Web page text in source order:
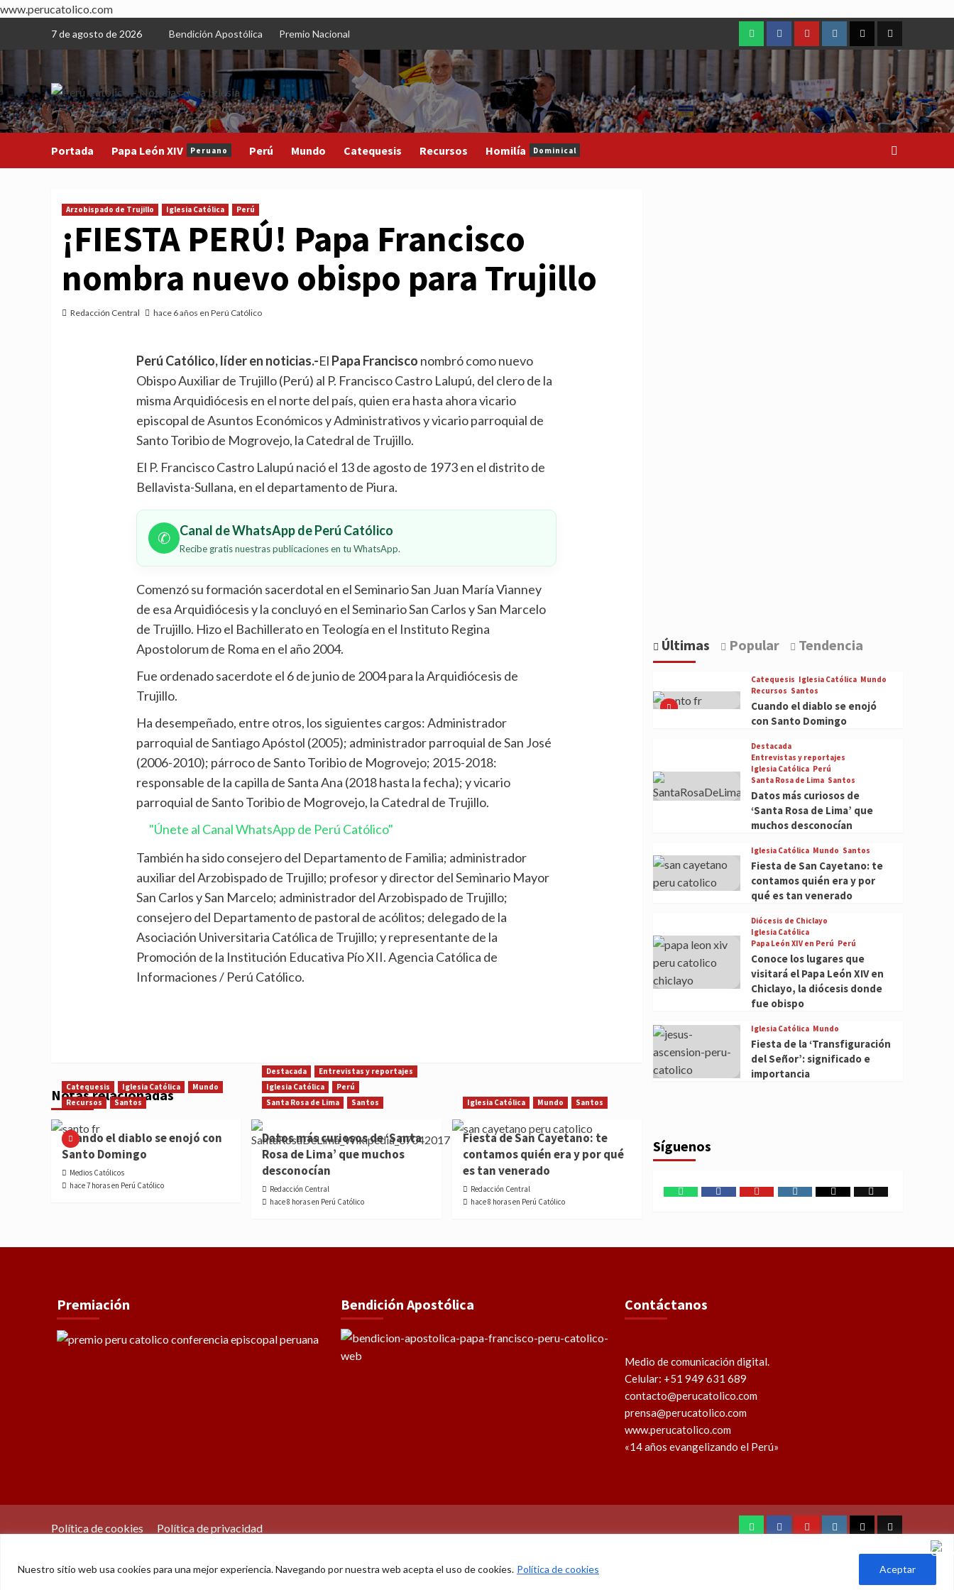
Nuestro sitio web usa cookies para una mejor experiencia. Navegando por nuestra web acepta el uso de cookies. Política de cookies Aceptar
www.perucatolico.com
7 de agosto de 2026 Bendición Apostólica Premio Nacional
WhatsAppFacebookYoutubeInstagram
X TikTok
Portada Papa León XIV Peruano Perú Mundo Catequesis Recursos Homilía Dominical
Arzobispado de Trujillo Iglesia Católica Perú
¡FIESTA PERÚ! Papa Francisco
nombra nuevo obispo para Trujillo
Redacción Central hace 6 años en Perú Católico
Perú Católico, líder en noticias.-El Papa Francisco nombró como nuevo
Obispo Auxiliar de Trujillo (Perú) al P. Francisco Castro Lalupú, del clero de la
misma Arquidiócesis en el norte del país, quien era hasta ahora vicario
episcopal de Asuntos Económicos y Administrativos y vicario parroquial de
Santo Toribio de Mogrovejo, la Catedral de Trujillo.
El P. Francisco Castro Lalupú nació el 13 de agosto de 1973 en el distrito de
Bellavista-Sullana, en el departamento de Piura.
✆ Canal de WhatsApp de Perú Católico
Recibe gratis nuestras publicaciones en tu WhatsApp.
Comenzó su formación sacerdotal en el Seminario San Juan María Vianney
de esa Arquidiócesis y la concluyó en el Seminario San Carlos y San Marcelo
de Trujillo. Hizo el Bachillerato en Teología en el Instituto Regina
Apostolorum de Roma en el año 2004.
Fue ordenado sacerdote el 6 de junio de 2004 para la Arquidiócesis de
Trujillo.
Ha desempeñado, entre otros, los siguientes cargos: Administrador
parroquial de Santiago Apóstol (2005); administrador parroquial de San José
(2006-2010); párroco de Santo Toribio de Mogrovejo; 2015-2018:
responsable de la capilla de Santa Ana (2018 hasta la fecha); y vicario
parroquial de Santo Toribio de Mogrovejo, la Catedral de Trujillo.
"Únete al Canal WhatsApp de Perú Católico"
También ha sido consejero del Departamento de Familia; administrador
auxiliar del Arzobispado de Trujillo; profesor y director del Seminario Mayor
San Carlos y San Marcelo; administrador del Arzobispado de Trujillo;
consejero del Departamento de pastoral de acólitos; delegado de la
Asociación Universitaria Católica de Trujillo; y representante de la
Promoción de la Institución Educativa Pío XII. Agencia Católica de
Informaciones / Perú Católico.
Notas relacionadas
Catequesis Iglesia Católica
Mundo
Recursos
Santos
Cuando el diablo se enojó con
Santo Domingo
Medios Católicos
hace 7 horas en Perú Católico
Destacada
Entrevistas y reportajes
Iglesia Católica
Perú
Santa Rosa de Lima
Santos
Datos más curiosos de ‘Santa
Rosa de Lima’ que muchos
desconocían
Redacción Central
hace 8 horas en Perú Católico
Iglesia Católica Mundo Santos
Fiesta de San Cayetano: te
contamos quién era y por qué
es tan venerado
Redacción Central
hace 8 horas en Perú Católico
Últimas Popular Tendencia
Catequesis Iglesia Católica Mundo
Recursos Santos
Cuando el diablo se enojó
con Santo Domingo
Destacada
Entrevistas y reportajes
Iglesia Católica Perú
Santa Rosa de Lima Santos
Datos más curiosos de
‘Santa Rosa de Lima’ que
muchos desconocían
Iglesia Católica Mundo Santos
Fiesta de San Cayetano: te
contamos quién era y por
qué es tan venerado
Diócesis de Chiclayo
Iglesia Católica
Papa León XIV en Perú Perú
Conoce los lugares que
visitará el Papa León XIV en
Chiclayo, la diócesis donde
fue obispo
Iglesia Católica Mundo
Fiesta de la ‘Transfiguración
del Señor’: significado e
importancia
Síguenos
WhatsAppFacebookYoutubeInstagram
X TikTok
Premiación Bendición Apostólica Contáctanos
Medio de comunicación digital.
Celular: +51 949 631 689
contacto@perucatolico.com
prensa@perucatolico.com
www.perucatolico.com
«14 años evangelizando el Perú»
Política de cookies Política de privacidad WhatsAppFacebookYoutubeInstagram
X TikTok
© Derechos reservados 2026 – Perú Católico | 14 años evangelizando el Perú